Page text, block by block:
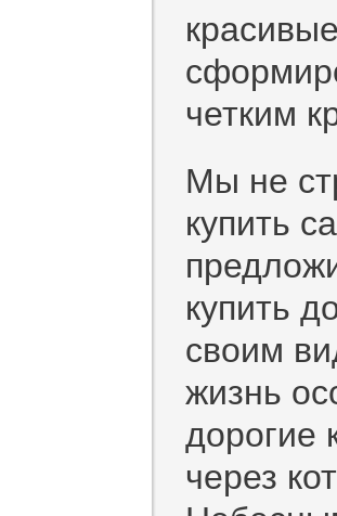
четким
Мы не
купить
купить
своим
жизнь
дорогие
через